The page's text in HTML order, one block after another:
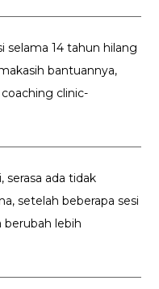
selama 14 tahun hilang
bantuannya,
clinic-
ada tidak
setelah beberapa sesi
berubah lebih